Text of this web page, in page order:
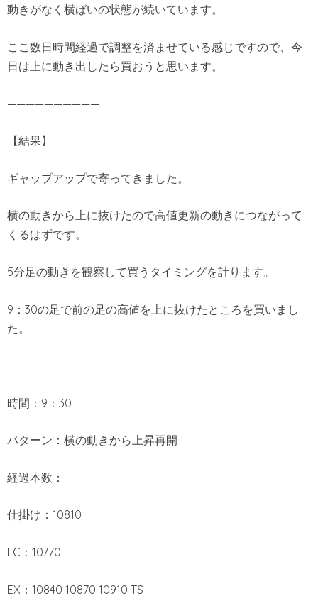
動きがなく横ばいの状態が続いています。
ここ数日時間経過で調整を済ませている感じですので、今
日は上に動き出したら買おうと思います。
——————————-
【結果】
ギャップアップで寄ってきました。
横の動きから上に抜けたので高値更新の動きにつながって
くるはずです。
5分足の動きを観察して買うタイミングを計ります。
9：30の足で前の足の高値を上に抜けたところを買いまし
た。
時間：9：30
パターン：横の動きから上昇再開
経過本数：
仕掛け：10810
LC：10770
EX：10840 10870 10910 TS